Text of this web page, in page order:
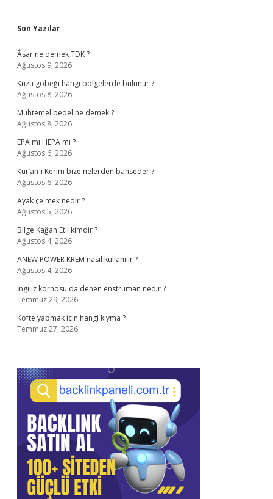
Sidebar
Son Yazılar
Âsar ne demek TDK ?
Ağustos 9, 2026
Kuzu göbeği hangi bölgelerde bulunur ?
Ağustos 8, 2026
Muhtemel bedel ne demek ?
Ağustos 8, 2026
EPA mı HEPA mı ?
Ağustos 6, 2026
Kur’an-ı Kerim bize nelerden bahseder ?
Ağustos 6, 2026
Ayak çelmek nedir ?
Ağustos 5, 2026
Bilge Kağan Etil kimdir ?
Ağustos 4, 2026
ANEW POWER KREM nasıl kullanılır ?
Ağustos 4, 2026
İngiliz kornosu da denen enstrüman nedir ?
Temmuz 29, 2026
Köfte yapmak için hangi kıyma ?
Temmuz 27, 2026